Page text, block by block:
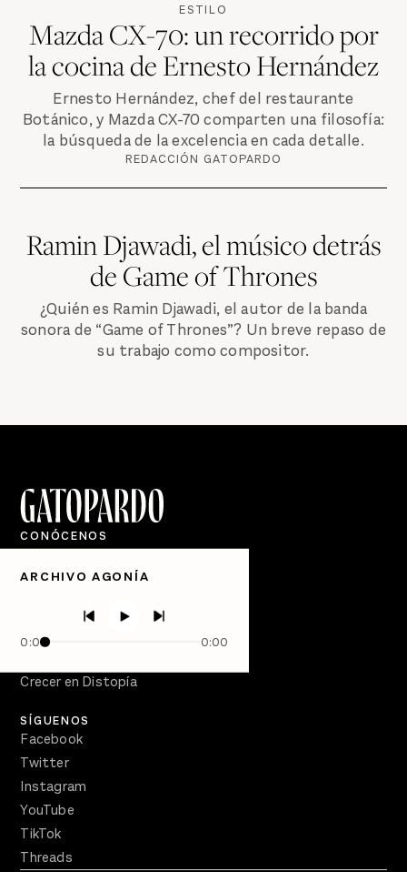
ESTILO
Mazda CX-70: un recorrido por
la cocina de Ernesto Hernández
Ernesto Hernández, chef del restaurante
Botánico, y Mazda CX-70 comparten una filosofía:
la búsqueda de la excelencia en cada detalle.
REDACCIÓN GATOPARDO
Ramin Djawadi, el músico detrás
de Game of Thrones
¿Quién es Ramin Djawadi, el autor de la banda
sonora de “Game of Thrones”? Un breve repaso de
su trabajo como compositor.
ARCHIVO AGONÍA
0:00 0:00
CONÓCENOS
Quiénes Somos
Directorio
PÓDCASTS
Semanario Gatopardo
Crecer en Distopía
SÍGUENOS
Facebook
Twitter
Instagram
YouTube
TikTok
Threads